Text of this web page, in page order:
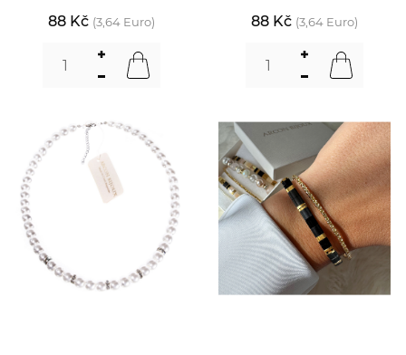
88 Kč (3,64 Euro) 88 Kč (3,64 Euro)